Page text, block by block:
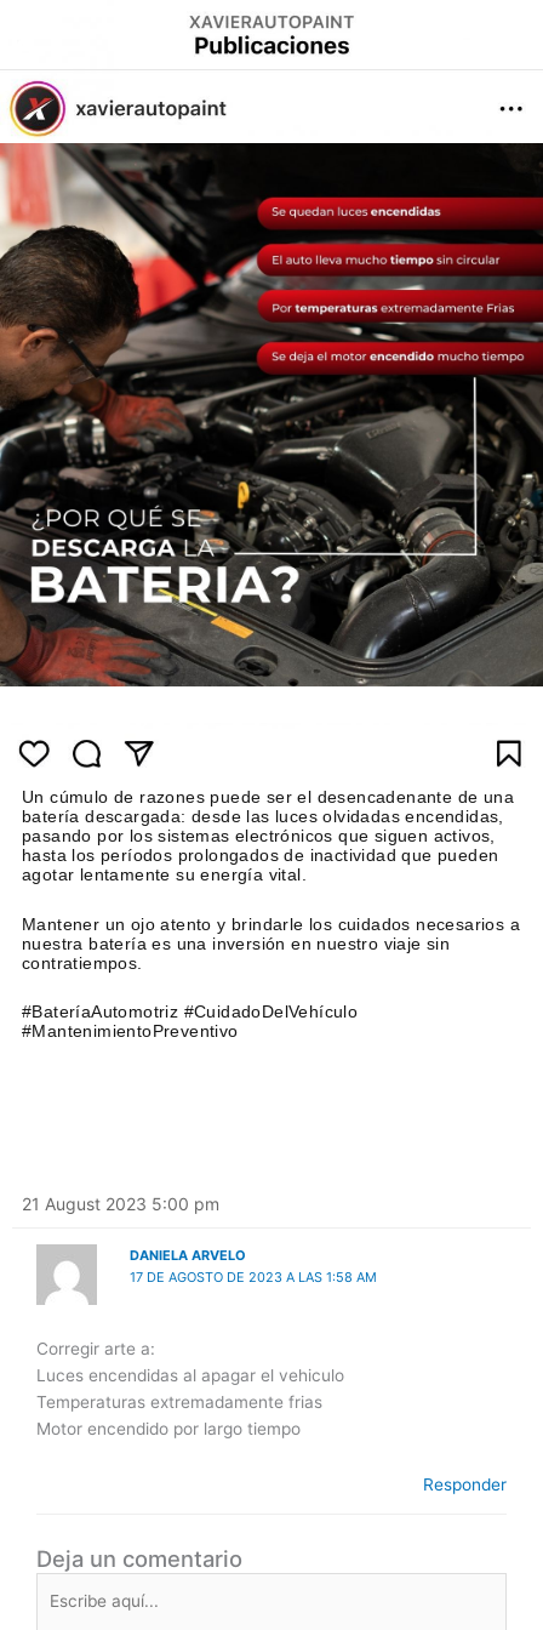
Un cúmulo de razones puede ser el desencadenante de una
batería descargada: desde las luces olvidadas encendidas,
pasando por los sistemas electrónicos que siguen activos,
hasta los períodos prolongados de inactividad que pueden
agotar lentamente su energía vital.
Mantener un ojo atento y brindarle los cuidados necesarios a
nuestra batería es una inversión en nuestro viaje sin
contratiempos.
#BateríaAutomotriz #CuidadoDelVehículo
#MantenimientoPreventivo
21 August 2023 5:00 pm
DANIELA ARVELO
17 DE AGOSTO DE 2023 A LAS 1:58 AM
Corregir arte a:
Luces encendidas al apagar el vehiculo
Temperaturas extremadamente frias
Motor encendido por largo tiempo
Responder
Deja un comentario
aquí...